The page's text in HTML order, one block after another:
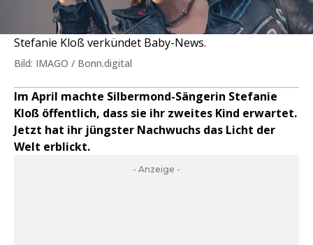
Stefanie Kloß verkündet Baby-News.
Bild: IMAGO / Bonn.digital
Im April machte Silbermond-Sängerin Stefanie
Kloß öffentlich, dass sie ihr zweites Kind erwartet.
Jetzt hat ihr jüngster Nachwuchs das Licht der
Welt erblickt.
- Anzeige -